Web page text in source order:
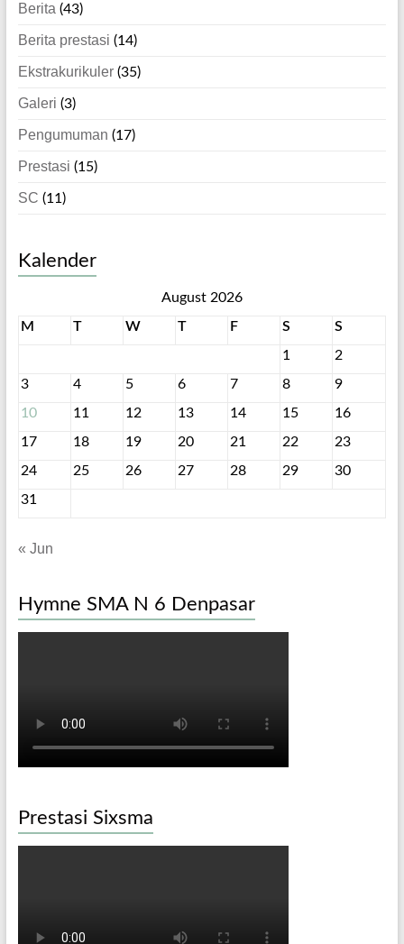
Berita (43)
Berita prestasi (14)
Ekstrakurikuler(35)
Galeri (3)
Pengumuman (17)
Prestasi (15)
SC (11)
Kalender
August 2026
M
T W T F S
S
1
2
3
4 5 6 7 8
9
10
11 12 13 14 15
16
17
18 19 20 21 22
23
24
25 26 27 28 29
30
31
« Jun
Hymne SMA N 6 Denpasar
Prestasi Sixsma